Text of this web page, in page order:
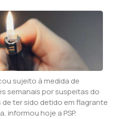
sujeito à medida de
semanais por suspeitas do
ter sido detido em flagrante
informou hoje a PSP.